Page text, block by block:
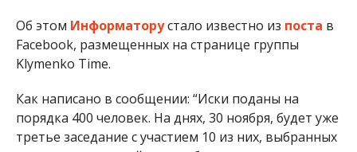
Об этом Информаторустало известно из поста в
Facebook, размещенных на странице группы
Klymenko Time.
Как написано в сообщении: “Иски поданы на
порядка 400 человек. На днях, 30 ноября, будет уже
третье заседание с участием 10 из них, выбранных